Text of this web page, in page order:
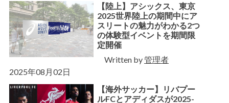
【陸上】アシックス、東京
2025世界陸上の期間中にア
スリートの魅力がわかる2つ
の体験型イベントを期間限
定開催
Written by管理者
2025年08月02日
【海外サッカー】リバプー
ルFCとアディダスが2025-